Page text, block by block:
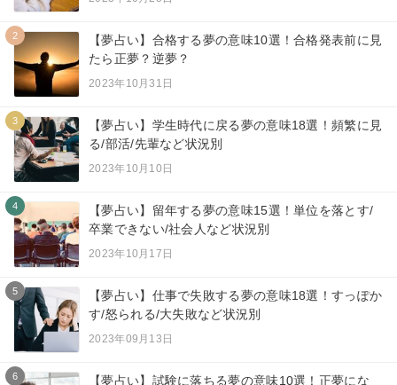
2
【夢占い】合格する夢の意味10選！合格発表前に見
たら正夢？逆夢？
2023年10月31日
3
【夢占い】学生時代に戻る夢の意味18選！頻繁に見
る/部活/先輩など状況別
2023年10月10日
4
【夢占い】留年する夢の意味15選！単位を落とす/
卒業できない/社会人など状況別
2023年10月17日
5
【夢占い】仕事で失敗する夢の意味18選！すっぽか
す/怒られる/大失敗など状況別
2023年09月13日
6
【夢占い】試験に落ちる夢の意味10選！正夢にな